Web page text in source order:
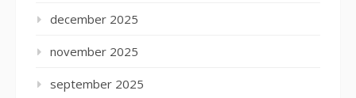
december 2025
november 2025
september 2025